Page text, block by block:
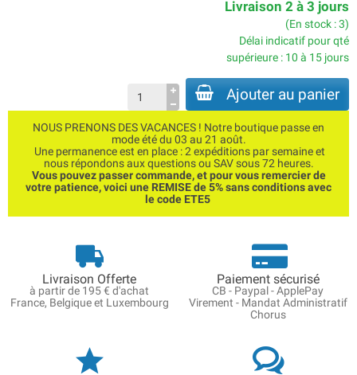
Livraison 2 à 3 jours
(En stock : 3)
Délai indicatif pour qté
supérieure : 10 à 15 jours
Ajouter au panier
NOUS PRENONS DES VACANCES ! Notre boutique passe en
mode été du 03 au 21 août.
Une permanence est en place : 2 expéditions par semaine et
nous répondons aux questions ou SAV sous 72 heures.
Vous pouvez passer commande, et pour vous remercier de
votre patience, voici une REMISE de 5% sans conditions avec
le code ETE5
Livraison Offerte
à partir de 195 € d'achat
France, Belgique et Luxembourg
Paiement sécurisé
CB - Paypal - ApplePay
Virement - Mandat Administratif
Chorus